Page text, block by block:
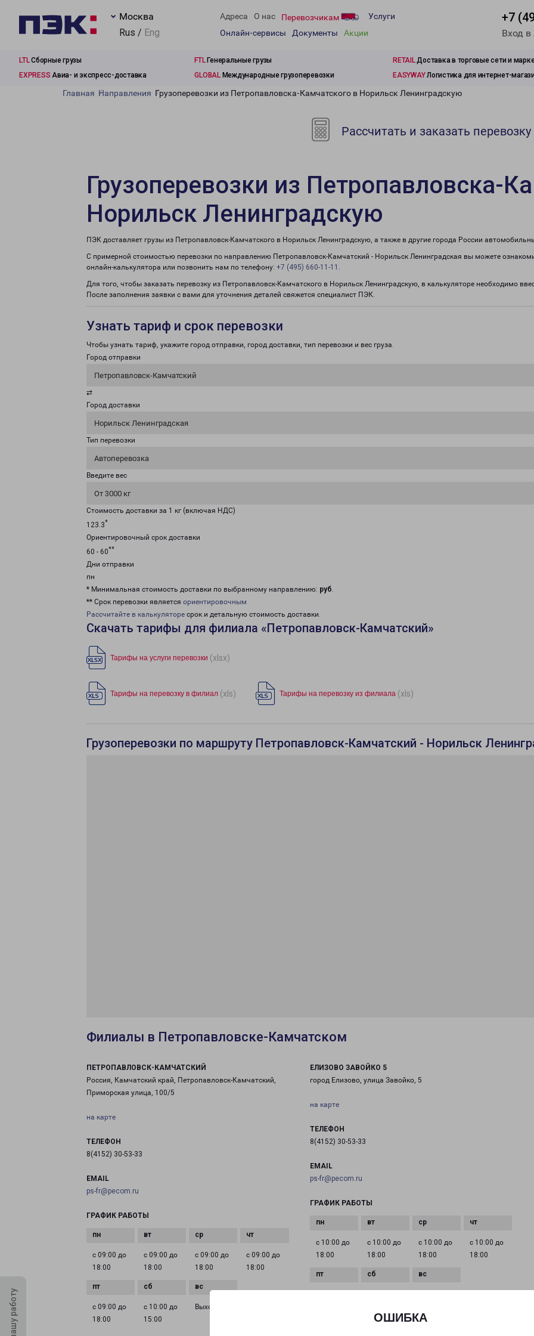
ОШИБКА
Москва
Rus / Eng
Адреса О нас Перевозчикам
Услуги
Онлайн-сервисы
Документы Акции
+7
Вход
LTLСборные грузы FTLГенеральные грузы RETAILДоставка в торговые сети и
EXPRESS Авиа- и экспресс-доставка GLOBALМеждународные грузоперевозки EASYWAYЛогистика для интернет-
Главная Направления Грузоперевозки из Петропавловска-Камчатского в Норильск Ленинградскую
Рассчитать и заказать перевозку
Грузоперевозки из Петропавловска-
Норильск Ленинградскую
ПЭК доставляет грузы из Петропавловск-Камчатского в Норильск Ленинградскую, а также в другие города России
С примерной стоимостью перевозки по направлению Петропавловск-Камчатский - Норильск Ленинградская вы можете
онлайн-калькулятора или позвонить нам по телефону: +7 (495) 660-11-11 .
Для того, чтобы заказать перевозку из Петропавловск-Камчатского в Норильск Ленинградскую, в калькуляторе необходимо
После заполнения заявки с вами для уточнения деталей свяжется специалист ПЭК.
Узнать тариф и срок перевозки
Чтобы узнать тариф, укажите город отправки, город доставки, тип перевозки и вес груза.
Город отправки
Петропавловск-Камчатский
⇄
Город доставки
Норильск Ленинградская
Тип перевозки
Автоперевозка
Введите вес
От 3000 кг
Стоимость доставки за 1 кг (включая НДС)
123.3*
Ориентировочный срок доставки
60 - 60**
Дни отправки
пн
* Минимальная стоимость доставки по выбранному направлению: руб.
** Срок перевозки является ориентировочным
Рассчитайте в калькуляторе срок и детальную стоимость доставки.
Скачать тарифы для филиала «Петропавловск-Камчатский»
Тарифы на услуги перевозки (xlsx)
Тарифы на перевозку в филиал (xls) Тарифы на перевозку из филиала (xls)
Грузоперевозки по маршруту Петропавловск-Камчатский - Норильск
Филиалы в Петропавловске-Камчатском
ПЕТРОПАВЛОВСК-КАМЧАТСКИЙ
Россия, Камчатский край, Петропавловск-Камчатский,
Приморская улица, 100/5
на карте
ТЕЛЕФОН
8(4152) 30-53-33
EMAIL
ps-fr@pecom.ru
ГРАФИК РАБОТЫ
с 09:00 до
18:00
с 09:00 до
18:00
с 09:00 до
18:00
с 09:00 до
18:00
с 09:00 до
18:00
с 10:00 до
15:00
Выходной
ЕЛИЗОВО ЗАВОЙКО 5
город Елизово, улица Завойко, 5
на карте
ТЕЛЕФОН
8(4152) 30-53-33
EMAIL
ps-fr@pecom.ru
ГРАФИК РАБОТЫ
с 10:00 до
18:00
с 10:00 до
18:00
с 10:00 до
18:00
с 10:00 до
18:00